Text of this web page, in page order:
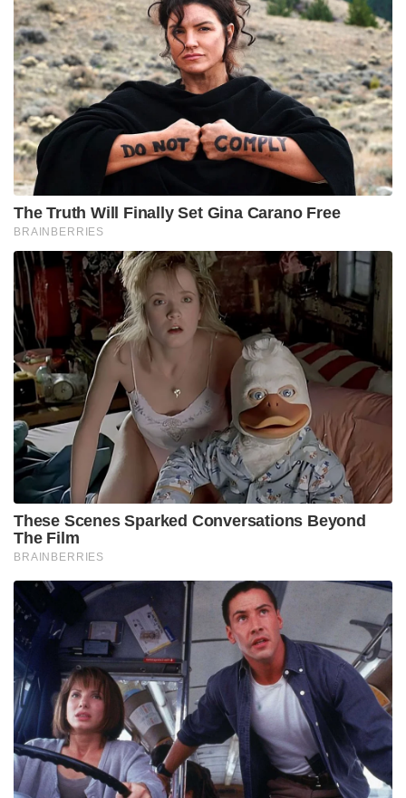
The Truth Will Finally Set Gina Carano Free
BRAINBERRIES
These Scenes Sparked Conversations Beyond
The Film
BRAINBERRIES